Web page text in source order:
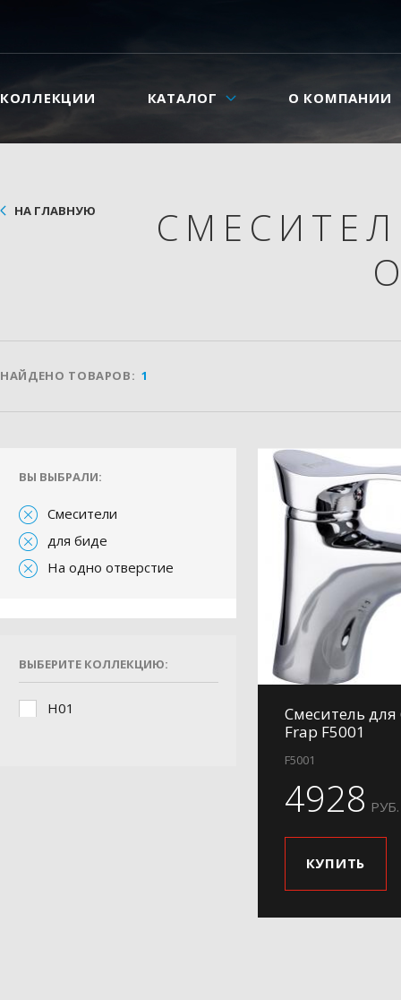
КОЛЛЕКЦИИ КАТАЛОГ О КОМПАНИИ
НА ГЛАВНУЮ
НАЙДЕНО ТОВАРОВ: 1
ВЫ ВЫБРАЛИ:
Смесители
для биде
На одно отверстие
ВЫБЕРИТЕ КОЛЛЕКЦИЮ:
H01
Смеситель
Frap F5001
F5001
4928 РУБ.
КУПИТЬ